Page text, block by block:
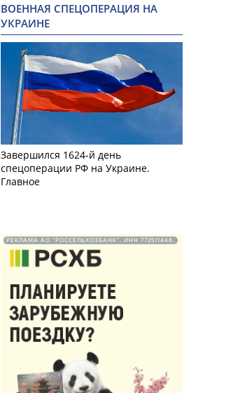
ВОЕННАЯ СПЕЦОПЕРАЦИЯ НА
УКРАИНЕ
Завершился 1624-й день
спецоперации РФ на Украине.
Главное
РЕКЛАМА АО "РОССЕЛЬХОЗБАНК". ИНН 772511448.